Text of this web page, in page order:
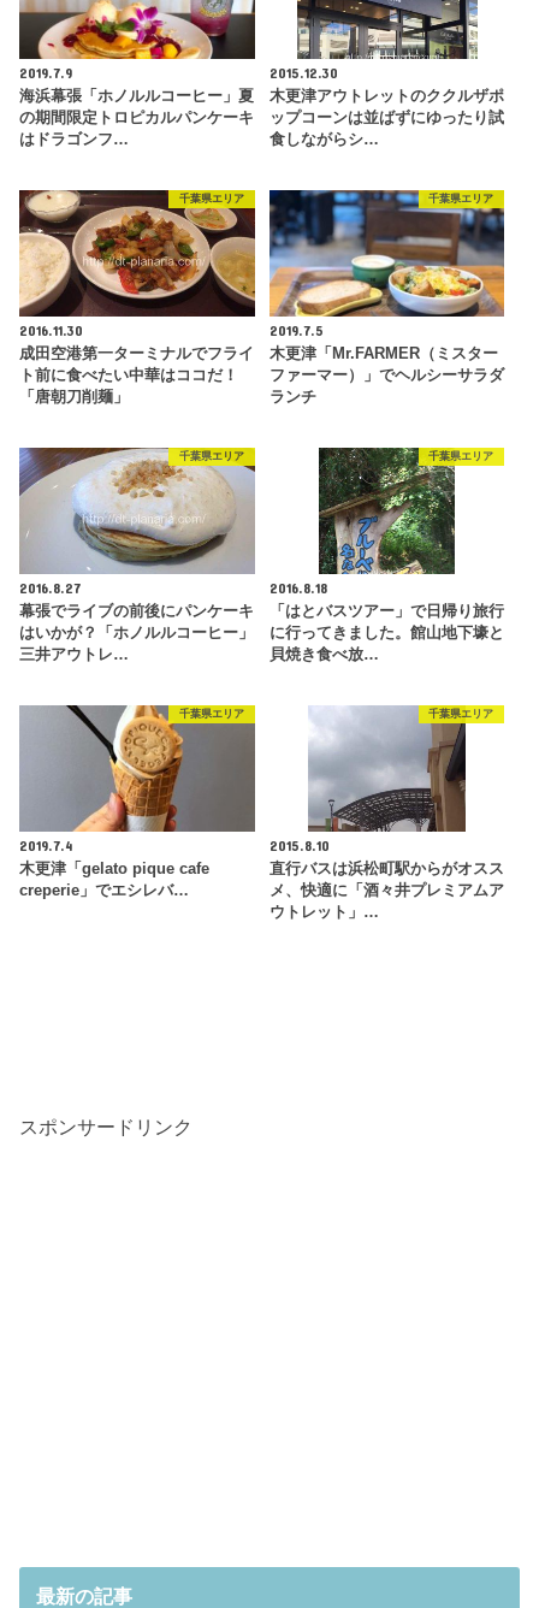
2019.7.9
海浜幕張「ホノルルコーヒー」夏
の期間限定トロピカルパンケーキ
はドラゴンフ…
2015.12.30
木更津アウトレットのククルザポ
ップコーンは並ばずにゆったり試
食しながらシ…
千葉県エリア
2016.11.30
成田空港第一ターミナルでフライ
ト前に食べたい中華はココだ！
「唐朝刀削麺」
千葉県エリア
2019.7.5
木更津「Mr.FARMER（ミスター
ファーマー）」でヘルシーサラダ
ランチ
千葉県エリア
2016.8.27
幕張でライブの前後にパンケーキ
はいかが？「ホノルルコーヒー」
三井アウトレ…
千葉県エリア
2016.8.18
「はとバスツアー」で日帰り旅行
に行ってきました。館山地下壕と
貝焼き食べ放…
千葉県エリア
2019.7.4
木更津「gelato pique cafe
creperie」でエシレバ…
千葉県エリア
2015.8.10
直行バスは浜松町駅からがオスス
メ、快適に「酒々井プレミアムア
ウトレット」…
スポンサードリンク
最新の記事